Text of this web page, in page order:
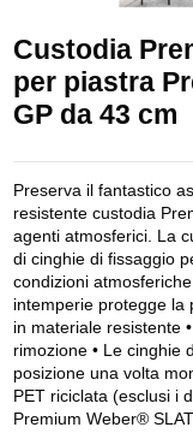
Custodia
per piastra
GP da 43 cm
Preserva il fantastico
resistente custodia
agenti atmosferici. La
di cinghie di fissaggio
condizioni
intemperie protegge la
in materiale resistente
rimozione • Le cinghie
posizione una volta
PET riciclata (esclusi i
Premium Weber®